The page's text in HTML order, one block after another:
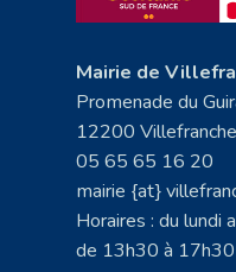
Mairie de
Promenade du
12200
05 65 65 16 20
mairie {at}
Horaires : du lundi
de 13h30 à 17h30